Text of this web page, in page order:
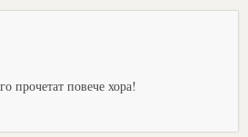
прочетат повече хора!